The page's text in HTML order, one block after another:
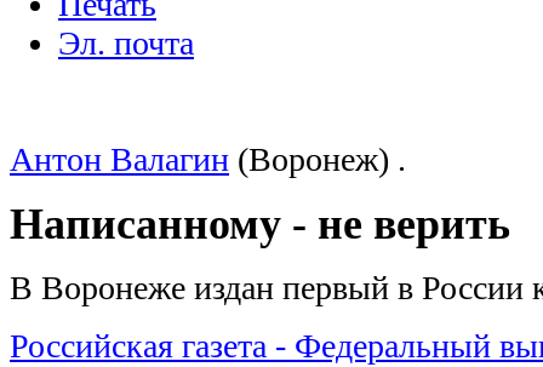
Эл. почта
Антон Валагин (Воронеж) .
Написанному - не верить
В Воронеже издан первый в России
Российская газета - Федеральный